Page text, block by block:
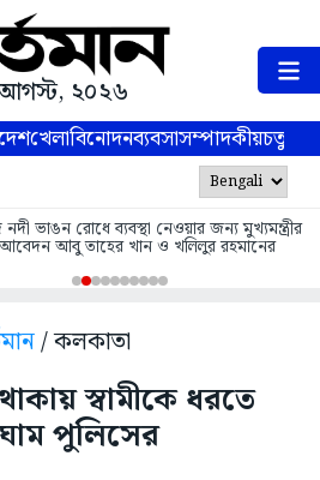
২০২৬
খেলাবিনোদনব্যবসাসম্পাদকীয়
নদী ভাঙন রোধে ব্যবস্থা নেওয়ার জন্য মুখ্যমন্ত্রীর
আবু তাহের খান ও খলিলুর রহমানের
/ কলকাতা
স্বামীকে ধরতে
পুলিসের